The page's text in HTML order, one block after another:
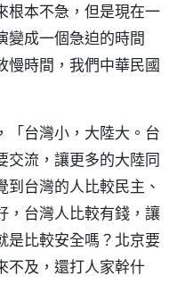
根本不急，但是現在一
變成一個急迫的時間
慢時間，我們中華民國
「台灣小，大陸大。台
交流，讓更多的大陸同
台灣的人比較民主、
，台灣人比較有錢，讓
是比較安全嗎？北京要
不及，還打人家幹什